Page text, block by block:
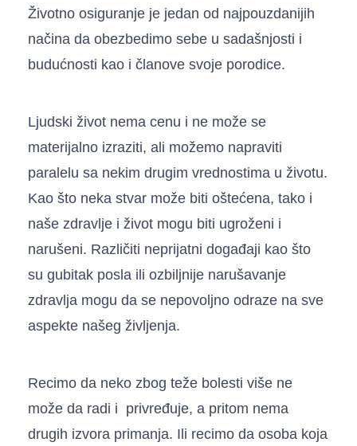
Životno osiguranje je jedan od najpouzdanijih
načina da obezbedimo sebe u sadašnjosti i
budućnosti kao i članove svoje porodice.
Ljudski život nema cenu i ne može se
materijalno izraziti, ali možemo napraviti
paralelu sa nekim drugim vrednostima u životu.
Kao što neka stvar može biti oštećena, tako i
naše zdravlje i život mogu biti ugroženi i
narušeni. Različiti neprijatni događaji kao što
su gubitak posla ili ozbiljnije narušavanje
zdravlja mogu da se nepovoljno odraze na sve
aspekte našeg življenja.
Recimo da neko zbog teže bolesti više ne
može da radi i privređuje, a pritom nema
drugih izvora primanja. Ili recimo da osoba koja